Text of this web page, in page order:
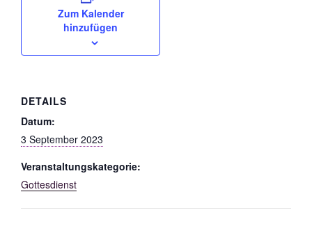
Zum Kalender
hinzufügen
DETAILS
Datum:
3 September 2023
Veranstaltungskategorie:
Gottesdienst